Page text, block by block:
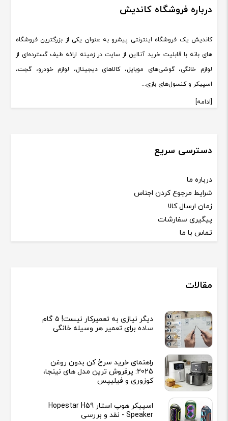
درباره فروشگاه کاندیش
کاندیش یک فروشگاه اینترنتی پیشرو به عنوان یکی از بزرگترین فروشگاه
های بانه با قابلیت خرید آنلاین از سایت در زمینه ارائه طیف گسترده‌ای از
لوازم خانگی، گوشی‌های موبایل، کالاهای دیجیتال، لوازم خودرو، گجت،
اسپیکر و کنسول‌های بازی...
[ادامه]
دسترسی سریع
درباره ما
شرایط مرجوع کردن اجناس
زمان ارسال کالا
پیگیری سفارشات
تماس با ما
مقالات
دیگر نیازی به تعمیرکار نیست! ۵ گام
ساده برای تعمیر هر وسیله خانگی
راهنمای خرید سرخ کن بدون روغن
2025: پرفروش ترین مدل های نینجا،
کوزوری و فیلیپس
اسپیکر هوپ استار Hopestar H59
Speaker - نقد و بررسی